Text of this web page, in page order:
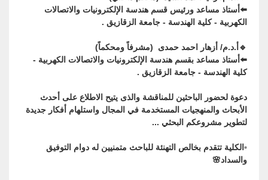
⬅️︎أستاذ مساعد ورئيس قسم هندسة الإلكترونيات والاتصالات
الكهربية - كلية الهندسة - جامعة الزقازيق .
🔹أ.د.م/ أزهار احمد حمدى (مشرفاً ومحكماً)
⬅️︎أستاذ مساعد بقسم هندسة الإلكترونيات والاتصالات الكهربية -
كلية الهندسة - جامعة الزقازيق .
دعوة لحضور الباحثين للمناقشة والذى يتيح الاطلاع على أحدث
الأبحاث والمنهجيات المستخدمة في المجال واستلهام أفكار جديدة
لتطوير مشروعكم البحثي ...
▫️الكلية تتقدم بخالص التهنئة للباحث متمنيين له دوام التوفيق
والسداد🌸